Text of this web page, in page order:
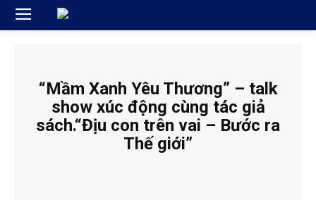
“Mầm Xanh Yêu Thương” – talk
show xúc động cùng tác giả
sách.“Địu con trên vai – Bước ra
Thế giới”